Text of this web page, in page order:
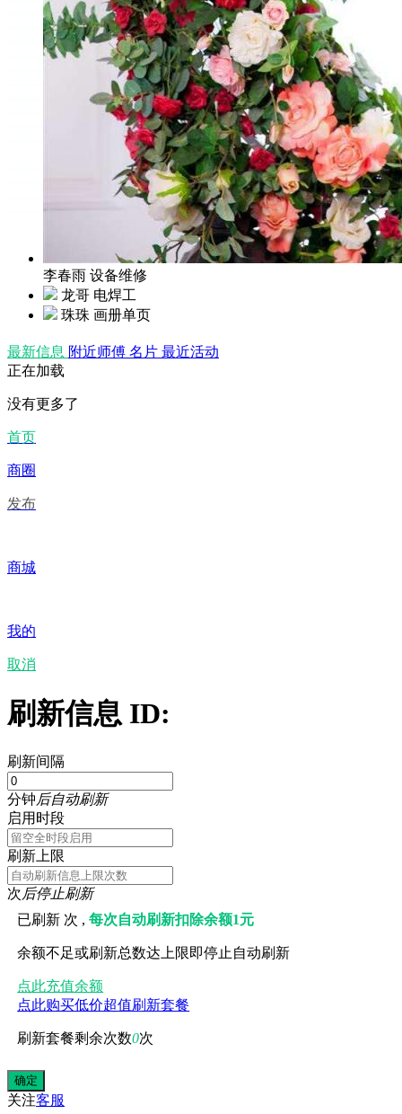
李春雨 设备维修
龙哥 电焊工
珠珠 画册单页
最新信息 附近师傅 名片 最近活动
正在加载
没有更多了
首页
商圈
发布
商城
我的
取消
刷新信息 ID:
刷新间隔
分钟后自动刷新
启用时段
刷新上限
次后停止刷新
已刷新 次 ,每次自动刷新扣除余额1元
余额不足或刷新总数达上限即停止自动刷新
点此充值余额
点此购买低价超值刷新套餐
刷新套餐剩余次数0次
关注客服